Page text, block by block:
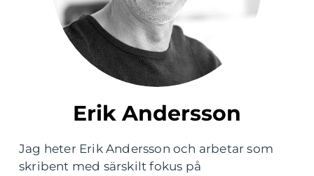
Erik Andersson
Jag heter Erik Andersson och arbetar som
skribent med särskilt fokus på